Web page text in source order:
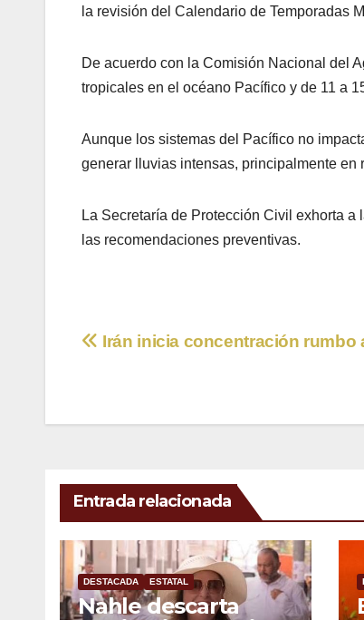
la revisión del Calendario de Temporadas
De acuerdo con la Comisión Nacional del
tropicales en el océano Pacífico y de 11 a
Aunque los sistemas del Pacífico no
generar lluvias intensas, principalmente
La Secretaría de Protección Civil exhorta
las recomendaciones preventivas.
Navegación
entradas
Irán inicia concentración rumbo
Entrada relacionada
DESTACADA ESTATAL
Nahle descarta